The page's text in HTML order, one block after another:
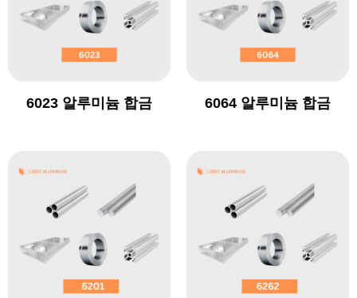
6023 알루미늄 합금 6064 알루미늄 합금